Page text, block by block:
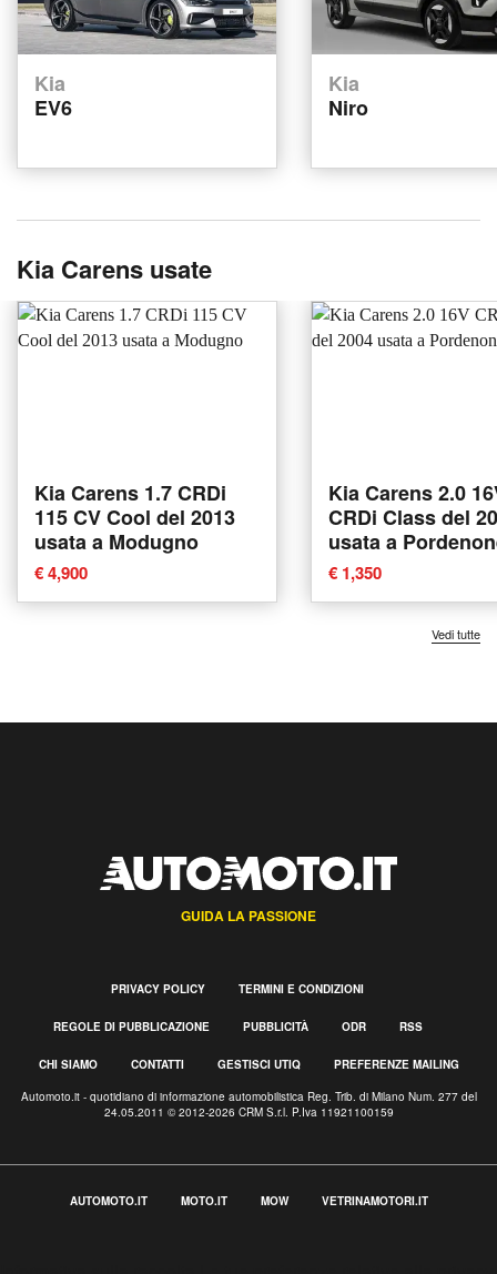
Kia
EV6
Kia
Niro
Kia Carens usate
Kia Carens 1.7 CRDi
115 CV Cool del 2013
usata a Modugno
€ 4,900
Kia Carens 2.0
CRDi Class del
usata a
€ 1,350
Vedi tutte
GUIDA LA PASSIONE
PRIVACY POLICY TERMINI E CONDIZIONI
REGOLE DI PUBBLICAZIONE PUBBLICITÀ ODR RSS
CHI SIAMO CONTATTI GESTISCI UTIQ PREFERENZE MAILING
Automoto.it - quotidiano di informazione automobilistica Reg. Trib. di Milano Num. 277 del
24.05.2011 © 2012-2026 CRM S.r.l. P.Iva 11921100159
AUTOMOTO.IT MOTO.IT MOW VETRINAMOTORI.IT